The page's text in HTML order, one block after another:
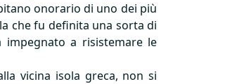
onorario di uno dei più
che fu definita una sorta di
a risistemare le
vicina isola greca, non si